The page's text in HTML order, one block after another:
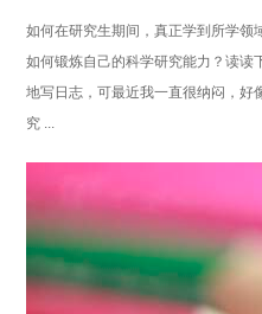
如何在研究生期间，真正学到所学领
如何锻炼自己的科学研究能力？读读
地写日志，可最近我一直很纳闷，好
究 ...